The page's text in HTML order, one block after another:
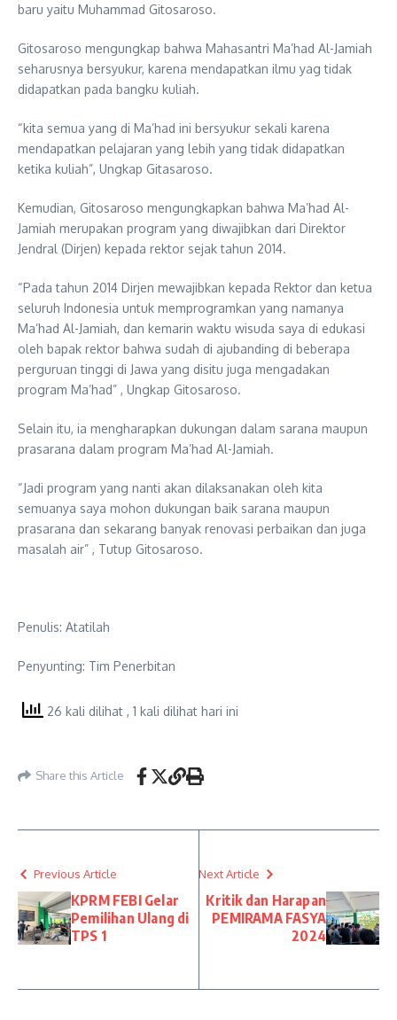
baru yaitu Muhammad Gitosaroso.
Gitosaroso mengungkap bahwa Mahasantri Ma’had Al-Jamiah
seharusnya bersyukur, karena mendapatkan ilmu yag tidak
didapatkan pada bangku kuliah.
“kita semua yang di Ma’had ini bersyukur sekali karena
mendapatkan pelajaran yang lebih yang tidak didapatkan
ketika kuliah”, Ungkap Gitasaroso.
Kemudian, Gitosaroso mengungkapkan bahwa Ma’had Al-
Jamiah merupakan program yang diwajibkan dari Direktor
Jendral (Dirjen) kepada rektor sejak tahun 2014.
“Pada tahun 2014 Dirjen mewajibkan kepada Rektor dan ketua
seluruh Indonesia untuk memprogramkan yang namanya
Ma’had Al-Jamiah, dan kemarin waktu wisuda saya di edukasi
oleh bapak rektor bahwa sudah di ajubanding di beberapa
perguruan tinggi di Jawa yang disitu juga mengadakan
program Ma’had” , Ungkap Gitosaroso.
Selain itu, ia mengharapkan dukungan dalam sarana maupun
prasarana dalam program Ma’had Al-Jamiah.
“Jadi program yang nanti akan dilaksanakan oleh kita
semuanya saya mohon dukungan baik sarana maupun
prasarana dan sekarang banyak renovasi perbaikan dan juga
masalah air” , Tutup Gitosaroso.
Penulis: Atatilah
Penyunting: Tim Penerbitan
26 kali dilihat , 1 kali dilihat hari ini
Share this Article
Previous Article
KPRM FEBI Gelar
Pemilihan Ulang di
TPS 1
Next Article
Kritik dan Harapan
PEMIRAMA FASYA
2024